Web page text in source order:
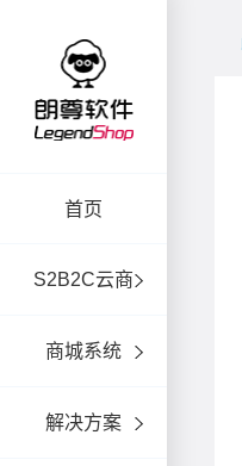
首页
S2B2C云商
商城系统
解决方案